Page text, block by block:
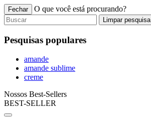
Fechar O que você está procurando?
Limpar pesquisa
Pesquisas populares
amande
amande sublime
creme
Nossos Best-Sellers
BEST-SELLER